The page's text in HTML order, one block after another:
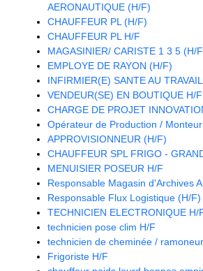
AERONAUTIQUE (H/F)
CHAUFFEUR PL (H/F)
CHAUFFEUR PL H/F
MAGASINIER/ CARISTE 1 3 5 (H/
EMPLOYE DE RAYON (H/F)
INFIRMIER(E) SANTE AU
VENDEUR(SE) EN BOUTIQUE H/F
CHARGE DE PROJET
Opérateur de Production /
APPROVISIONNEUR (H/F)
CHAUFFEUR SPL FRIGO -
MENUISIER POSEUR H/F
Responsable Magasin d'Archives
Responsable Flux Logistique (H/F)
TECHNICIEN ELECTRONIQUE H/
technicien pose clim H/F
technicien de cheminée /
Frigoriste H/F